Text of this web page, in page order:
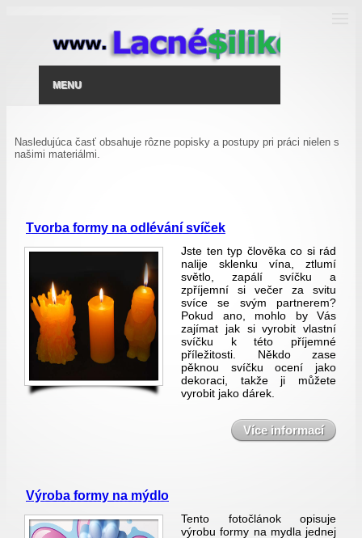
MENU
Nasledujúca časť obsahuje rôzne popisky a postupy pri práci nielen s
našimi materiálmi.
Tvorba formy na odlévání svíček
Jste ten typ člověka co si rád
nalije sklenku vína, ztlumí
světlo, zapálí svíčku a
zpříjemní si večer za svitu
svíce se svým partnerem?
Pokud ano, mohlo by Vás
zajímat jak si vyrobit vlastní
svíčku k této příjemné
příležitosti. Někdo zase
pěknou svíčku ocení jako
dekoraci, takže ji můžete
vyrobit jako dárek.
Více informací
Výroba formy na mýdlo
Tento fotočlánok opisuje
výrobu formy na mydla jednej